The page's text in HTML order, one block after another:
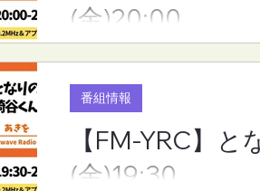
(金)20:00
【FM-YRC】
(金)19:30
番組情報